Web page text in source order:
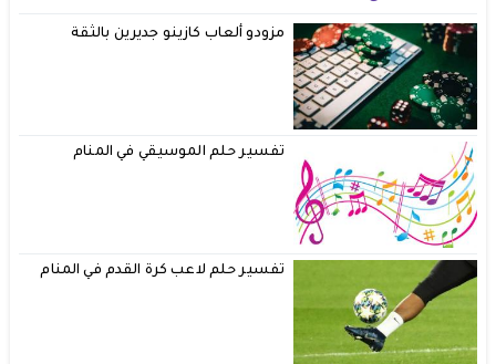
مزودو ألعاب كازينو جديرين بالثقة
تفسير حلم الموسيقي في المنام
تفسير حلم لاعب كرة القدم في المنام